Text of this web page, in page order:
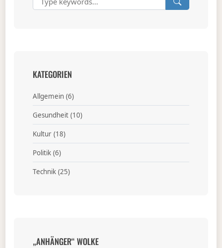
KATEGORIEN
Allgemein(6)
Gesundheit(10)
Kultur(18)
Politik(6)
Technik(25)
„ANHÄNGER“ WOLKE